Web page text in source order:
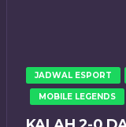
JADWAL ESPORT
MOBILE LEGENDS